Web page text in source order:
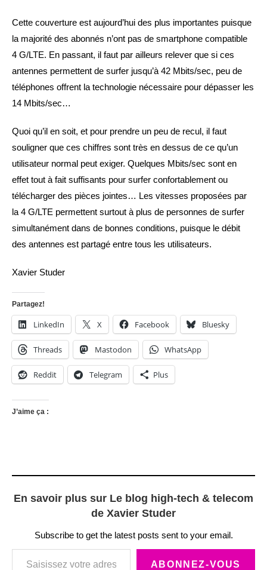
Cette couverture est aujourd’hui des plus importantes puisque
la majorité des abonnés n’ont pas de smartphone compatible
4 G/LTE. En passant, il faut par ailleurs relever que si ces
antennes permettent de surfer jusqu’à 42 Mbits/sec, peu de
téléphones offrent la technologie nécessaire pour dépasser les
14 Mbits/sec…
Quoi qu’il en soit, et pour prendre un peu de recul, il faut
souligner que ces chiffres sont très en dessus de ce qu’un
utilisateur normal peut exiger. Quelques Mbits/sec sont en
effet tout à fait suffisants pour surfer confortablement ou
télécharger des pièces jointes… Les vitesses proposées par
la 4 G/LTE permettent surtout à plus de personnes de surfer
simultanément dans de bonnes conditions, puisque le débit
des antennes est partagé entre tous les utilisateurs.
Xavier Studer
Partagez!
LinkedIn X Facebook Bluesky
Threads Mastodon WhatsApp
Reddit Telegram Plus
J’aime ça :
En savoir plus sur Le blog high-tech & telecom
de Xavier Studer
Subscribe to get the latest posts sent to your email.
Saisissez votre adresse e-mail…
ABONNEZ-VOUS